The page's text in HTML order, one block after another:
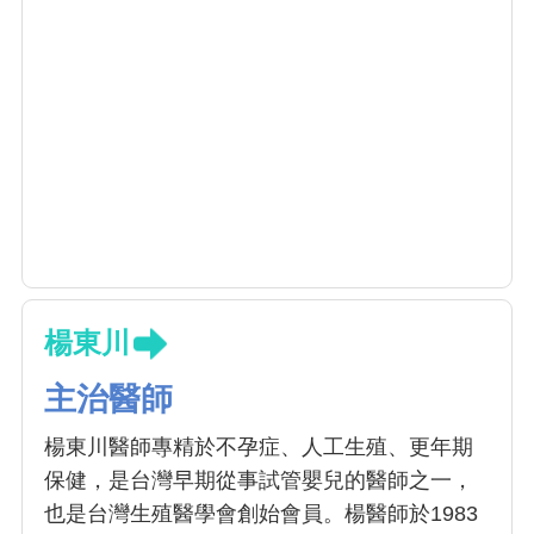
楊東川
主治醫師
楊東川醫師專精於不孕症、人工生殖、更年期
保健，是台灣早期從事試管嬰兒的醫師之一，
也是台灣生殖醫學會創始會員。楊醫師於1983